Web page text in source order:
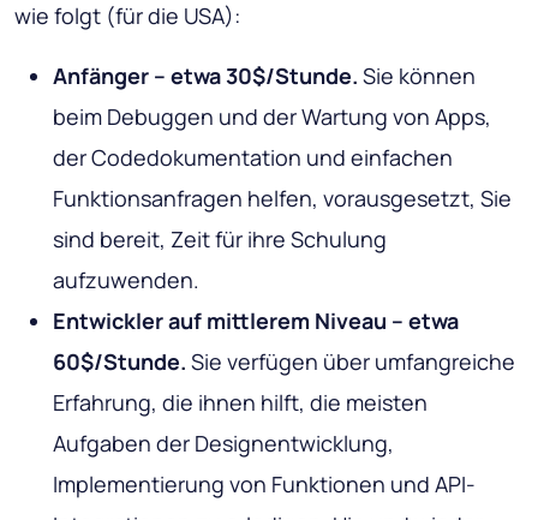
wie folgt (für die USA):
Anfänger – etwa 30$/Stunde. Sie können
beim Debuggen und der Wartung von Apps,
der Codedokumentation und einfachen
Funktionsanfragen helfen, vorausgesetzt, Sie
sind bereit, Zeit für ihre Schulung
aufzuwenden.
Entwickler auf mittlerem Niveau – etwa
60$/Stunde. Sie verfügen über umfangreiche
Erfahrung, die ihnen hilft, die meisten
Aufgaben der Designentwicklung,
Implementierung von Funktionen und API-